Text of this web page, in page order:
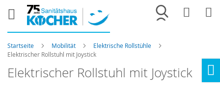
Merkliste
Startseite Mobilität
Elektrische Rollstühle
Elektrischer Rollstuhl mit Joystick
Elektrischer Rollstuhl mit Joystick